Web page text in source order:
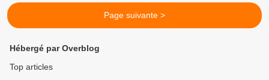
Page suivante >
Hébergé par Overblog
Top articles